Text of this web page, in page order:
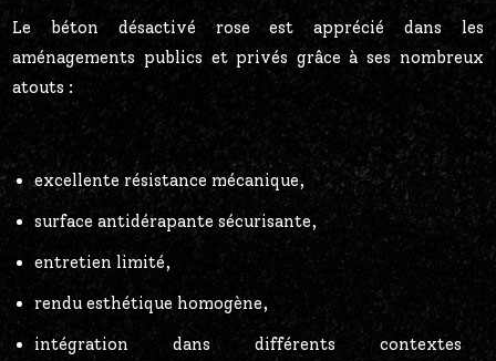
Le béton désactivé rose est apprécié dans les
aménagements publics et privés grâce à ses nombreux
atouts :
excellente résistance mécanique,
surface antidérapante sécurisante,
entretien limité,
rendu esthétique homogène,
intégration dans différents contextes